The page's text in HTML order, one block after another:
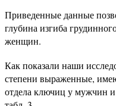
Приведенные данные
глубина изгиба
женщин.
Как показали наши
степени выраженные,
отдела ключиц у мужчин